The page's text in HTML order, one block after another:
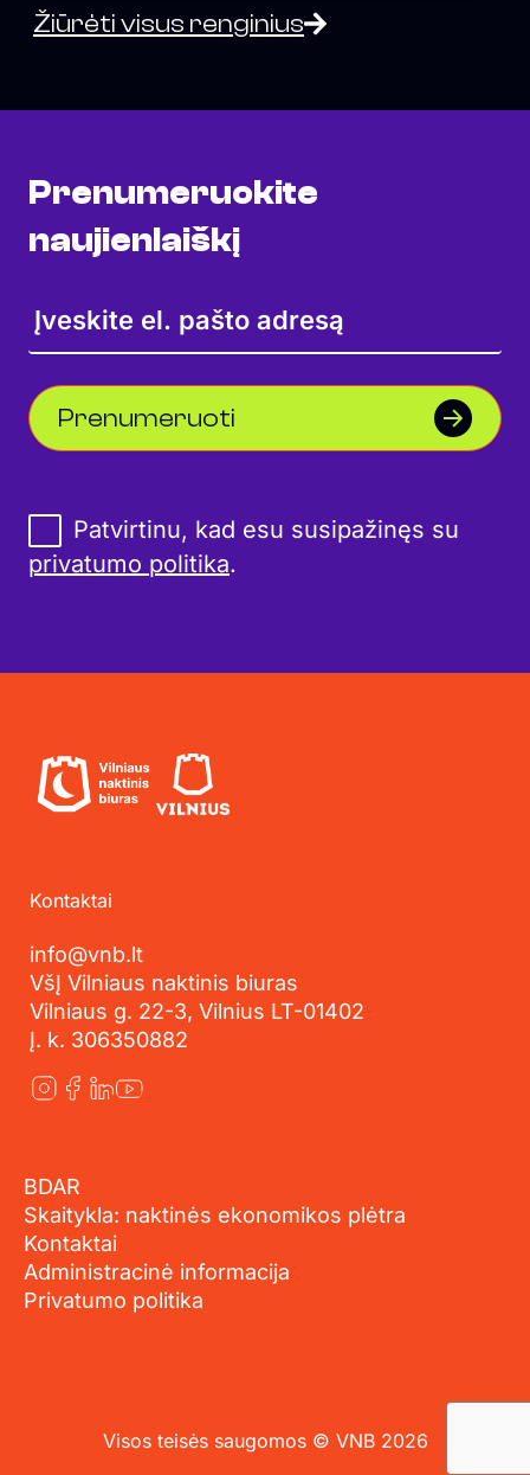
Žiūrėti visus renginius
Prenumeruokite
naujienlaiškį
Prenumeruoti
Patvirtinu, kad esu susipažinęs su
privatumo politika.
Kontaktai
info@vnb.lt
VšĮ Vilniaus naktinis biuras
Vilniaus g. 22-3, Vilnius LT-01402
Į. k. 306350882
BDAR
Skaitykla: naktinės ekonomikos plėtra
Kontaktai
Administracinė informacija
Privatumo politika
Visos teisės saugomos © VNB 2026